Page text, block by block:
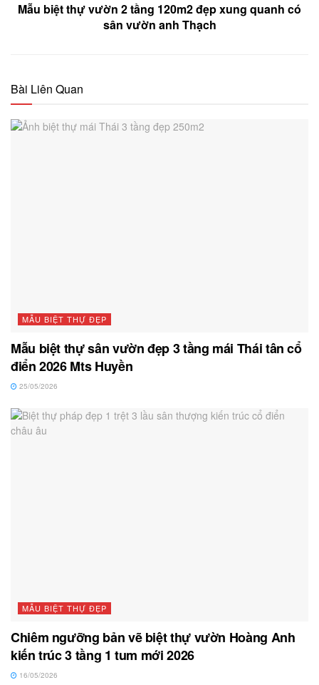
Mẫu biệt thự vườn 2 tầng 120m2 đẹp xung quanh có
sân vườn anh Thạch
Bài Liên Quan
MẪU BIỆT THỰ ĐẸP
Mẫu biệt thự sân vườn đẹp 3 tầng mái Thái tân cổ
điển 2026 Mts Huyền
25/05/2026
MẪU BIỆT THỰ ĐẸP
Chiêm ngưỡng bản vẽ biệt thự vườn Hoàng Anh
kiến trúc 3 tầng 1 tum mới 2026
16/05/2026